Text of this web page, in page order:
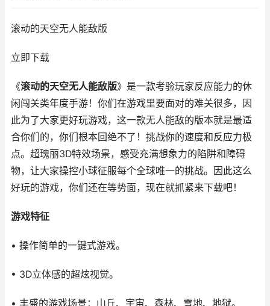
滚动的天空无人能敌版
立即下载
《滚动的天空无人能敌版》是一款考验玩家反应能力的休
闲闯关类年度手游！你们在游戏里要面对的难关很多，因
此为了大家更好玩游戏，这一款无人能敌的版本就是最适
合你们的，你们根本回绝不了！挑战你的速度和反应力极
点。超瑰丽3D特效场景，感受充满想象力的陷阱和障碍
物，让大家操控小球征服每个全球唯一的挑战。因此这么
好玩的游戏，你们还在等势面，现在就抓紧来下载吧！
游戏特征
• 操作简单的一键式游戏。
• 3D立体感的超炫视觉。
• 丰盛的游戏场景：山丘、宇宙、森林、雪地、地狱。